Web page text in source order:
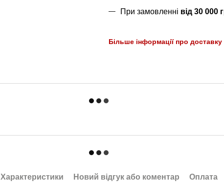
При замовленні від 30 000
Більше інформації про доставку
Характеристики Новий відгук або коментар Оплата